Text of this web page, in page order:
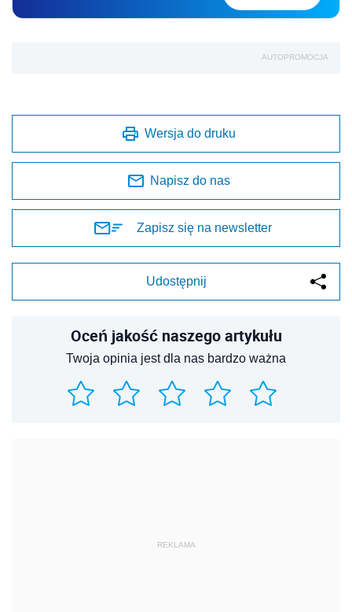
AUTOPROMOCJA
Wersja do druku
Napisz do nas
Zapisz się na newsletter
Udostępnij
Oceń jakość naszego artykułu
Twoja opinia jest dla nas bardzo ważna
REKLAMA